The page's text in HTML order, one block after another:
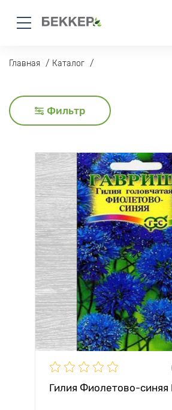
Главная Каталог
Фильтр
Гилия Фиолетово-синяя